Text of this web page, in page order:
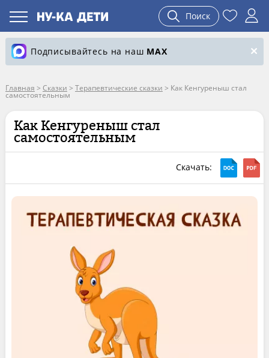
Поиск
Подписывайтесь на наш MAX
Главная > Сказки > Терапевтические сказки > Как Кенгуреныш стал
самостоятельным
Как Кенгуреныш стал
самостоятельным
Скачать: